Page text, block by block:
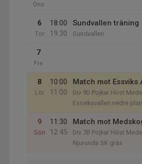
Ons
6
Tor
18:00
19:30
Sundvallen träning
Sundvallen
7
Fre
8
Lör
10:00
11:00
Match mot Essviks
Div 9D Pojkar Höst
Essviksvallen nedre
9
Sön
11:30
12:45
Match mot
Div 7B Pojkar Höst
Njurunda SK gräs